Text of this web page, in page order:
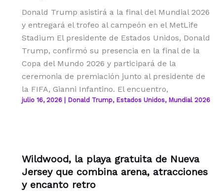
Donald Trump asistirá a la final del Mundial 2026
y entregará el trofeo al campeón en el MetLife
Stadium El presidente de Estados Unidos, Donald
Trump, confirmó su presencia en la final de la
Copa del Mundo 2026 y participará de la
ceremonia de premiación junto al presidente de
la FIFA, Gianni Infantino. El encuentro,
julio 16, 2026 | Donald Trump, Estados Unidos, Mundial 2026
Wildwood, la playa gratuita de Nueva
Jersey que combina arena, atracciones
y encanto retro